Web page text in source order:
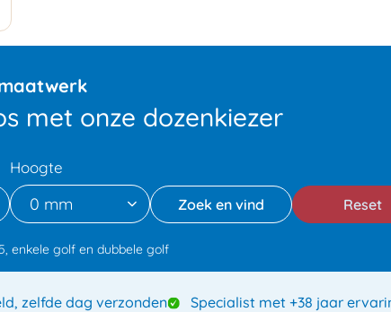
met onze dozenkiezer
Hoogte
0 mm Reset
enkele golf en dubbele golf
zelfde dag verzonden Specialist met +38 jaar